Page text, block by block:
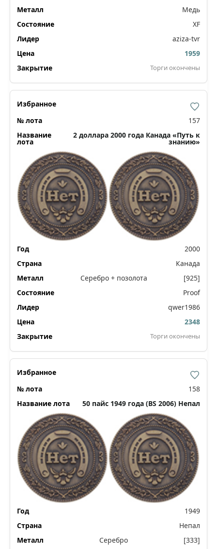
Медь
XF
aziza-tvr
1959
Торги окончены
157
2 доллара 2000 года Канада «Путь к
знанию»
2000
Канада
Серебро + позолота
[925]
Proof
qwer1986
2348
Торги окончены
158
50 пайс 1949 года (BS 2006) Непал
1949
Непал
Серебро
[333]